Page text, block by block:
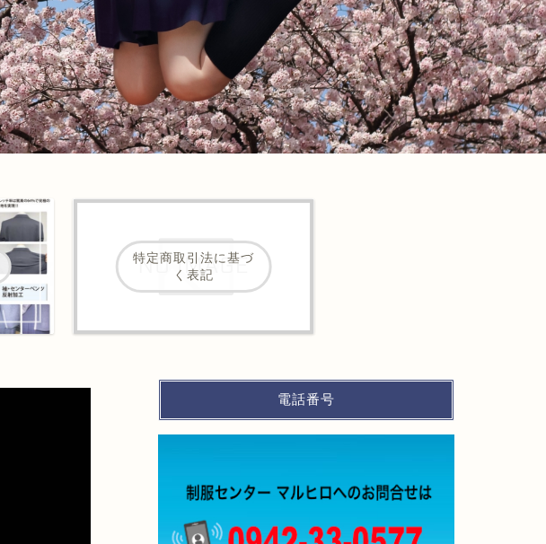
特定商取引法に基づ
く表記
電話番号